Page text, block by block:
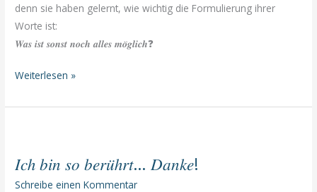
denn sie haben gelernt, wie wichtig die Formulierung ihrer
Worte ist:
𝑾𝒂𝒔 𝒊𝒔𝒕 𝒔𝒐𝒏𝒔𝒕 𝒏𝒐𝒄𝒉 𝒂𝒍𝒍𝒆𝒔 𝒎𝒐̈𝒈𝒍𝒊𝒄𝒉❓
Was
sonst
möglich?
Weiterlesen »
𝐼𝑐ℎ 𝑏𝑖𝑛 𝑠𝑜 𝑏𝑒𝑟𝑢̈ℎ𝑟𝑡… 𝐷𝑎𝑛𝑘𝑒!
Schreibe einen Kommentar